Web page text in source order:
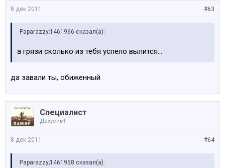
#63
8 дек 2011
Paparazzy;1461966 сказал(а):
а грязи сколько из тебя успело вылится...
да завали ты, обиженный
Специалист
Дахусим!
#64
8 дек 2011
Paparazzy;1461958 сказал(а):